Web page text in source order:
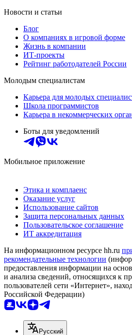
Новости и статьи
Блог
О компаниях в игровой форме
Жизнь в компании
ИТ-проекты
Рейтинг работодателей России
Молодым специалистам
Карьера для молодых
Школа программистов
Карьера в некоммерческих
Боты для уведомлений
Мобильное приложение
Этика и комплаенс
Оказание услуг
Использование сайтов
Защита персональных данных
Пользовательское соглашение
ИТ аккредитация
На информационном ресурсе hh.ru
рекомендательные технологии
предоставления информации на
и анализа сведений, относящихся к
пользователей сети «Интернет»,
Российской Федерации)
Русский